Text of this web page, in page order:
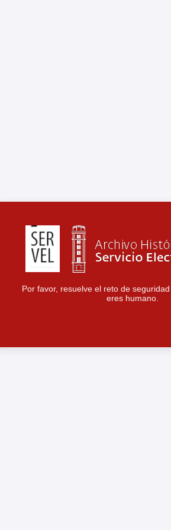
Por favor, resuelve el reto de
eres humano.